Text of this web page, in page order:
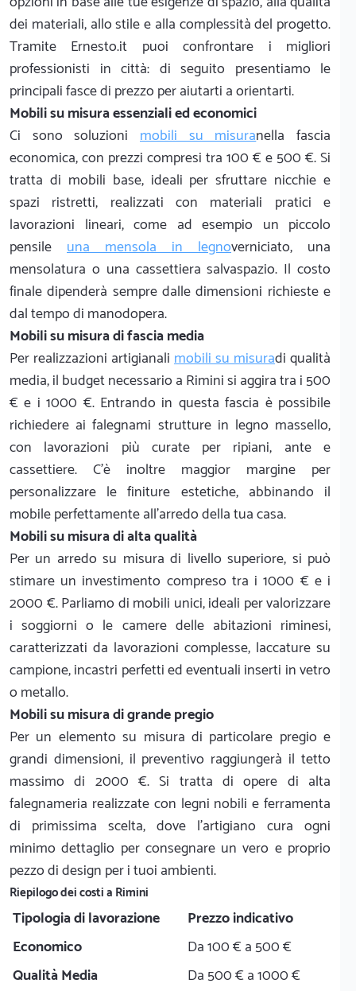
dei materiali, allo stile e alla complessità del progetto.
Tramite Ernesto.it puoi confrontare i migliori
professionisti in città: di seguito presentiamo le
principali fasce di prezzo per aiutarti a orientarti.
Mobili su misura essenziali ed economici
Ci sono soluzioni mobili su misuranella fascia
economica, con prezzi compresi tra 100 € e 500 €. Si
tratta di mobili base, ideali per sfruttare nicchie e
spazi ristretti, realizzati con materiali pratici e
lavorazioni lineari, come ad esempio un piccolo
pensile una mensola in legnoverniciato, una
mensolatura o una cassettiera salvaspazio. Il costo
finale dipenderà sempre dalle dimensioni richieste e
dal tempo di manodopera.
Mobili su misura di fascia media
Per realizzazioni artigianali mobili su misuradi qualità
media, il budget necessario a Rimini si aggira tra i 500
€ e i 1000 €. Entrando in questa fascia è possibile
richiedere ai falegnami strutture in legno massello,
con lavorazioni più curate per ripiani, ante e
cassettiere. C'è inoltre maggior margine per
personalizzare le finiture estetiche, abbinando il
mobile perfettamente all'arredo della tua casa.
Mobili su misura di alta qualità
Per un arredo su misura di livello superiore, si può
stimare un investimento compreso tra i 1000 € e i
2000 €. Parliamo di mobili unici, ideali per valorizzare
i soggiorni o le camere delle abitazioni riminesi,
caratterizzati da lavorazioni complesse, laccature su
campione, incastri perfetti ed eventuali inserti in vetro
o metallo.
Mobili su misura di grande pregio
Per un elemento su misura di particolare pregio e
grandi dimensioni, il preventivo raggiungerà il tetto
massimo di 2000 €. Si tratta di opere di alta
falegnameria realizzate con legni nobili e ferramenta
di primissima scelta, dove l'artigiano cura ogni
minimo dettaglio per consegnare un vero e proprio
pezzo di design per i tuoi ambienti.
Riepilogo dei costi a Rimini
Tipologia di lavorazione
Prezzo indicativo
Economico
Da 100 € a 500 €
Qualità Media
Da 500 € a 1000 €